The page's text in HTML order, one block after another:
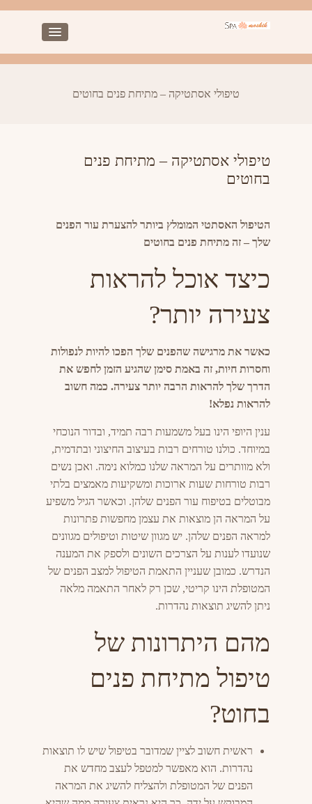
טיפולי אסתטיקה – מתיחת פנים בחוטים
טיפולי אסתטיקה – מתיחת פנים
בחוטים
הטיפול האסתטי המומלץ ביותר להצערת עור הפנים
שלך – זה מתיחת פנים בחוטים
כיצד אוכל להראות
צעירה יותר?
כאשר את מרגישה שהפנים שלך הפכו להיות לנפולות
וחסרות חיות, זה באמת סימן שהגיע הזמן לחפש את
הדרך שלך להראות הרבה יותר צעירה. כמה חשוב
להראות נפלא!
ענין היופי הינו בעל משמעות רבה תמיד, ובדור הנוכחי
במיוחד. כולנו טורחים רבות בעיצוב החיצוני ובתדמית,
ולא מוותרים על המראה שלנו כמלוא נימה. ואכן נשים
רבות טורחות שעות ארוכות ומשקיעות מאמצים בלתי
מבוטלים בטיפוח עור הפנים שלהן. וכאשר הגיל משפיע
על המראה הן מוצאות את עצמן מחפשות פתרונות
למראה הפנים שלהן. יש מגוון שיטות וטיפולים מגוונים
שנועדו לענות על הצרכים השונים ולספק את המענה
הנדרש. כמובן שעניין התאמת הטיפול למצב הפנים של
המטופלת הינו קריטי, שכן רק לאחר התאמה מלאה
ניתן להשיג תוצאות נהדרות.
מהם היתרונות של
טיפול מתיחת פנים
בחוט?
ראשית חשוב לציין שמדובר בטיפול שיש לו תוצאות
נהדרות. הוא מאפשר למטפל לעצב מחדש את
הפנים של המטופלת ולהצליח להשיג את המראה